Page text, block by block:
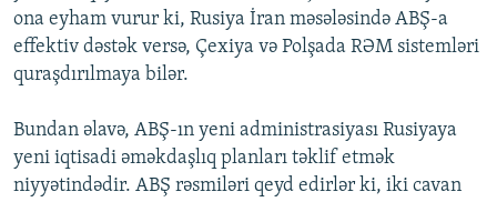
ona eyham vurur ki, Rusiya İran məsələsində ABŞ-a
effektiv dəstək versə, Çexiya və Polşada RƏM sistemləri
quraşdırılmaya bilər.
Bundan əlavə, ABŞ-ın yeni administrasiyası Rusiyaya
yeni iqtisadi əməkdaşlıq planları təklif etmək
niyyətindədir. ABŞ rəsmiləri qeyd edirlər ki, iki cavan